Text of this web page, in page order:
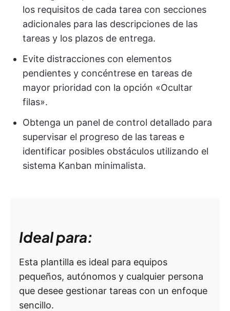
los requisitos de cada tarea con secciones
adicionales para las descripciones de las
tareas y los plazos de entrega.
Evite distracciones con elementos
pendientes y concéntrese en tareas de
mayor prioridad con la opción «Ocultar
filas».
Obtenga un panel de control detallado para
supervisar el progreso de las tareas e
identificar posibles obstáculos utilizando el
sistema Kanban minimalista.
Ideal para:
Esta plantilla es ideal para equipos
pequeños, autónomos y cualquier persona
que desee gestionar tareas con un enfoque
sencillo.